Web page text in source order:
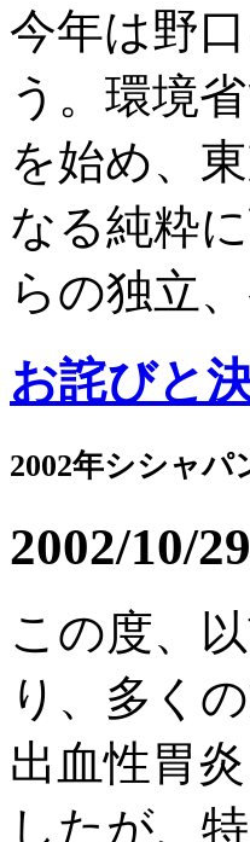
今年は野
う。環境
を始め、
なる純粋
らの独立
お詫びと
2002年シシャパ
2002/10/29
この度、
り、多く
出血性胃
したが、